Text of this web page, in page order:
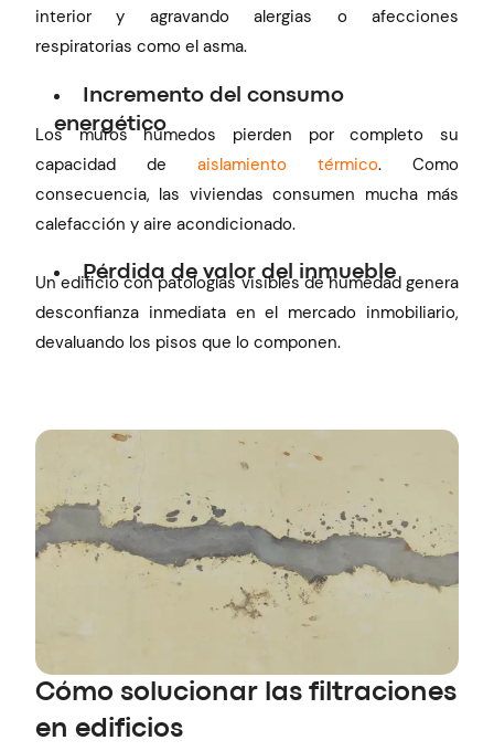
interior y agravando alergias o afecciones
respiratorias como el asma.
Incremento del consumo
energético
Los muros húmedos pierden por completo su
capacidad de aislamiento térmico. Como
consecuencia, las viviendas consumen mucha más
calefacción y aire acondicionado.
Pérdida de valor del inmueble
Un edificio con patologías visibles de humedad genera
desconfianza inmediata en el mercado inmobiliario,
devaluando los pisos que lo componen.
Cómo solucionar las filtraciones
en edificios